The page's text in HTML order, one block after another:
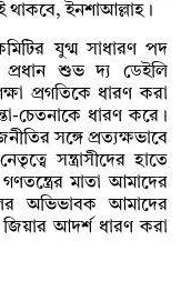
থাকবে, ইনশাআল্লাহ।
যুগ্ম সাধারণ পদ
প্রধান শুভ দ্য ডেইলি
প্রগতিকে ধারণ করা
চেতনাকে ধারণ করে।
সঙ্গে প্রত্যক্ষভাবে
সন্ত্রাসীদের হাতে
মাতা আমাদের
অভিভাবক আমাদের
জিয়ার আদর্শ ধারণ করা